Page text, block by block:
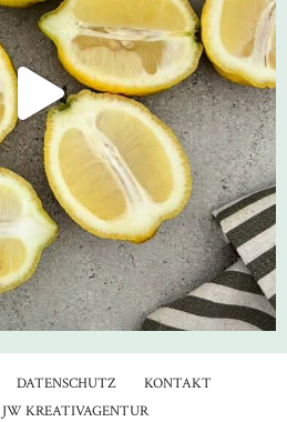
DATENSCHUTZ
KONTAKT
JW KREATIVAGENTUR